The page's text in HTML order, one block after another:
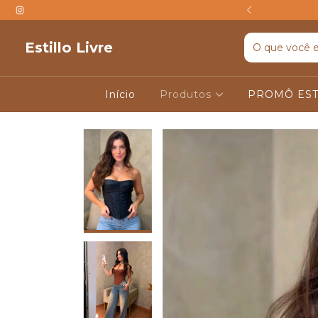
ACIMA DE R$599
Estillo Livre
Início Produtos PROMÔ